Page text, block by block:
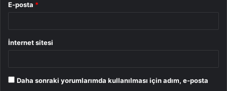
E-posta *
İnternet sitesi
Daha sonraki yorumlarımda kullanılması için adım, e-posta